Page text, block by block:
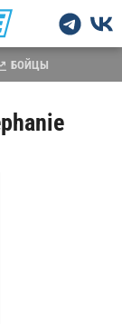
БОЙЦЫ